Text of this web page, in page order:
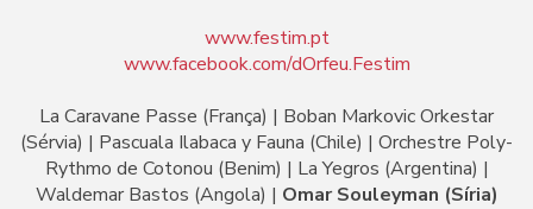
www.festim.pt
www.facebook.com/dOrfeu.Festim
La Caravane Passe (França) | Boban Markovic Orkestar
(Sérvia) | Pascuala Ilabaca y Fauna (Chile) | Orchestre Poly-
Rythmo de Cotonou (Benim) | La Yegros (Argentina) |
Waldemar Bastos (Angola) | Omar Souleyman (Síria)